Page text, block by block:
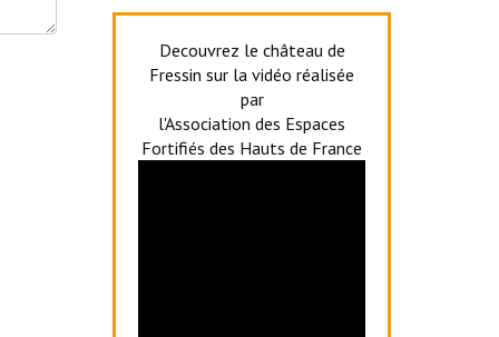
Decouvrez le château de
Fressin sur la vidéo réalisée
par
l'Association des Espaces
Fortifiés des Hauts de France